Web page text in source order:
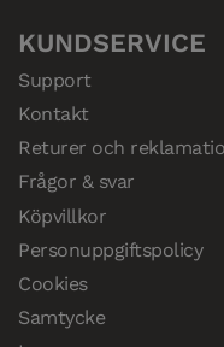
KUNDSERVICE
Support
Kontakt
Returer och
Frågor & svar
Köpvillkor
Personuppgiftspolicy
Cookies
Samtycke